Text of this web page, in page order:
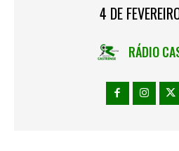
4 DE
RÁDIO